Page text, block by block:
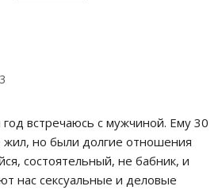
встречаюсь с мужчиной. Ему 30
но были долгие отношения
состоятельный, не бабник, и
нас сексуальные и деловые